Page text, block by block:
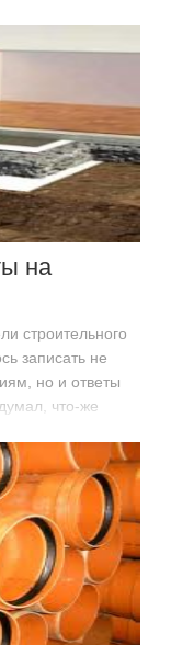
на
строительного
записать не
но и ответы
что-же